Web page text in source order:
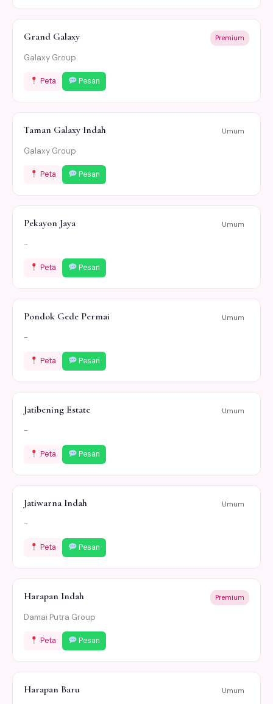
Grand Galaxy Premium
Galaxy Group
Peta Pesan
Taman Galaxy Indah Umum
Galaxy Group
Peta Pesan
Pekayon Jaya Umum
-
Peta Pesan
Pondok Gede Permai Umum
-
Peta Pesan
Jatibening Estate Umum
-
Peta Pesan
Jatiwarna Indah Umum
-
Peta Pesan
Harapan Indah Premium
Damai Putra Group
Peta Pesan
Harapan Baru Umum